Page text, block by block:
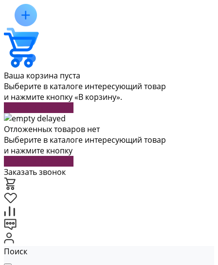
Ваша корзина пуста
Выберите в каталоге интересующий товар
и нажмите кнопку «В корзину».
Отложенных товаров нет
Выберите в каталоге интересующий товар
и нажмите кнопку
Заказать звонок
Поиск